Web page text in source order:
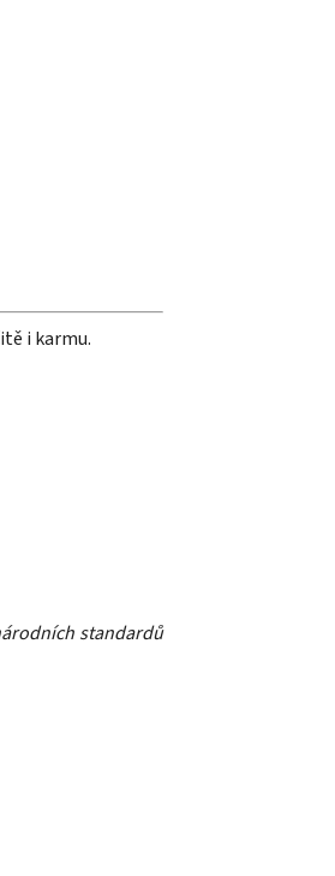
i karmu.
standardů